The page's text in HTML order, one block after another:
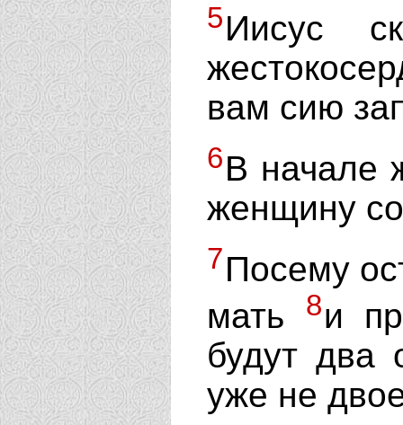
5Иисус
вам сию
6В начале
женщину
7Посему
мать
8и
будут два
уже не